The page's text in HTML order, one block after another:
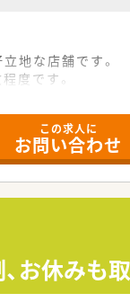
地な店舗です。
度です。
サポートします。
ーを推進していま
実施しています
る職場です。
気ある環境です。
業務が可能です
この求人に
お問い合わせ
お休みも